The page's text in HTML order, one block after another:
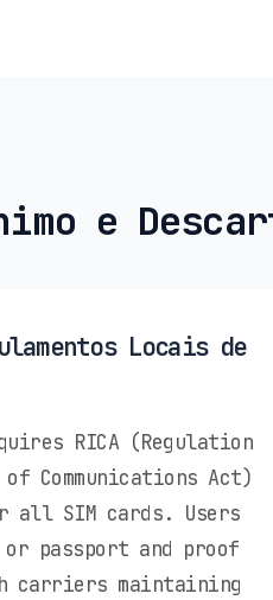
e
Locais de
RICA (Regulation
Communications Act)
SIM cards. Users
passport and proof
carriers maintaining